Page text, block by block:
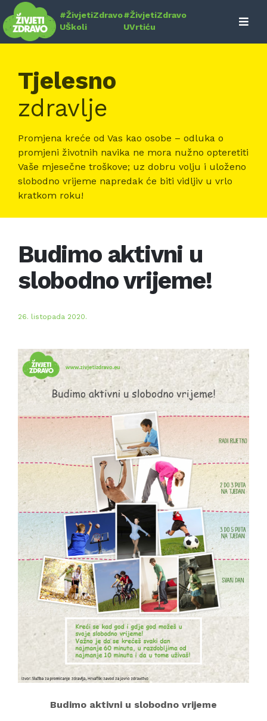
Skip
to
content
#ŽivjetiZdravo
UŠkoli
#ŽivjetiZdravo
UVrtiću
Tjelesno
zdravlje
Promjena kreće od Vas kao osobe – odluka o
promjeni životnih navika ne mora nužno opteretiti
Vaše mjesečne troškove; uz dobru volju i uloženo
slobodno vrijeme napredak će biti vidljiv u vrlo
kratkom roku!
Budimo aktivni u
slobodno vrijeme!
26. listopada 2020.
Budimo aktivni u slobodno vrijeme